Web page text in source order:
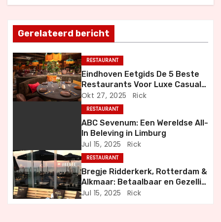
t
n
a
v
i
t
i
e
Gerelateerd bericht
RESTAURANT
Eindhoven Eetgids De 5 Beste
Restaurants Voor Luxe Casual
en Bijzondere Momenten
Okt 27, 2025 Rick
RESTAURANT
ABC Sevenum: Een Wereldse All-
In Beleving in Limburg
Jul 15, 2025 Rick
RESTAURANT
Bregje Ridderkerk, Rotterdam &
Alkmaar: Betaalbaar en Gezellig
Uit Eten
Jul 15, 2025 Rick